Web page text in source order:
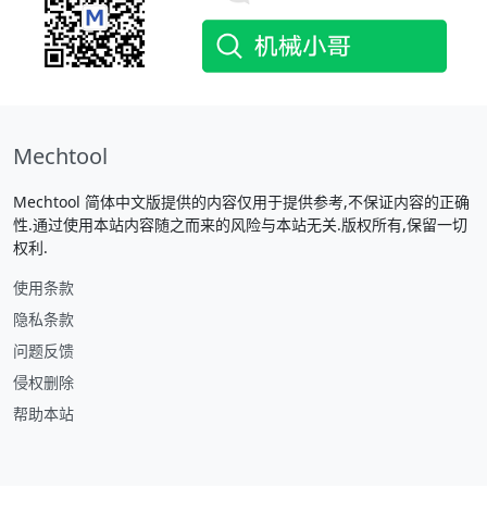
Mechtool
Mechtool 简体中文版提供的内容仅用于提供参考,不保证内容的正确
性.通过使用本站内容随之而来的风险与本站无关.版权所有,保留一切
权利.
使用条款
隐私条款
问题反馈
侵权删除
帮助本站